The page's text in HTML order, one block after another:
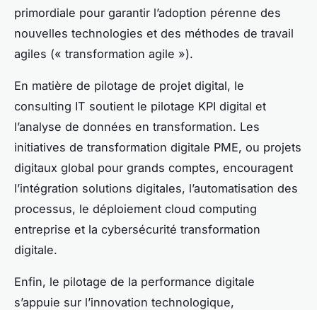
primordiale pour garantir l’adoption pérenne des
nouvelles technologies et des méthodes de travail
agiles (« transformation agile »).
En matière de pilotage de projet digital, le
consulting IT soutient le pilotage KPI digital et
l’analyse de données en transformation. Les
initiatives de transformation digitale PME, ou projets
digitaux global pour grands comptes, encouragent
l’intégration solutions digitales, l’automatisation des
processus, le déploiement cloud computing
entreprise et la cybersécurité transformation
digitale.
Enfin, le pilotage de la performance digitale
s’appuie sur l’innovation technologique,